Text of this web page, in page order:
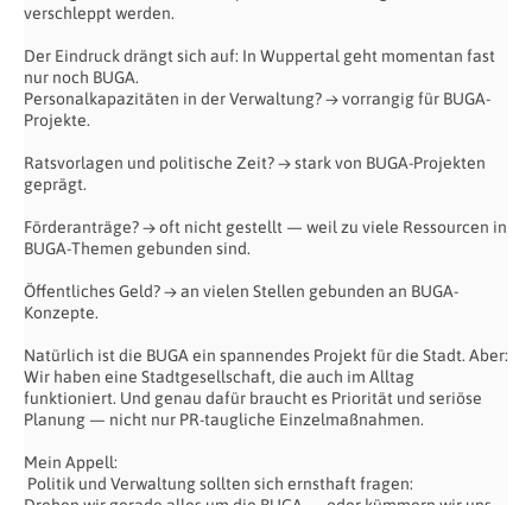
verschleppt werden.
Der Eindruck drängt sich auf: In Wuppertal geht momentan fast
nur noch BUGA.
Personalkapazitäten in der Verwaltung? → vorrangig für BUGA-
Projekte.
Ratsvorlagen und politische Zeit? → stark von BUGA-Projekten
geprägt.
Förderanträge? → oft nicht gestellt — weil zu viele Ressourcen in
BUGA-Themen gebunden sind.
Öffentliches Geld? → an vielen Stellen gebunden an BUGA-
Konzepte.
Natürlich ist die BUGA ein spannendes Projekt für die Stadt. Aber:
Wir haben eine Stadtgesellschaft, die auch im Alltag
funktioniert. Und genau dafür braucht es Priorität und seriöse
Planung — nicht nur PR-taugliche Einzelmaßnahmen.
Mein Appell:
Politik und Verwaltung sollten sich ernsthaft fragen: